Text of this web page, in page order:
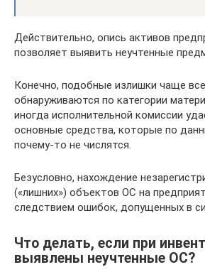
Действительно, опись активов
позволяет выявить неучтенные
Конечно, подобные излишки чаще
обнаруживаются по категории
иногда исполнительной комиссии
основные средства, которые по
почему-то не числятся.
Безусловно, нахождение
(«лишних») объектов ОС на
следствием ошибок, допущенных в
Что делать, если при
выявлены неучтенные ОС?